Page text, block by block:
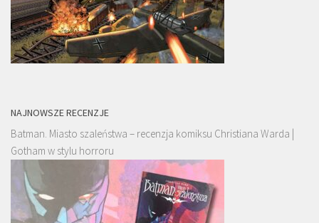
NAJNOWSZE RECENZJE
Batman. Miasto szaleństwa – recenzja komiksu Christiana Warda |
Gotham w stylu horroru